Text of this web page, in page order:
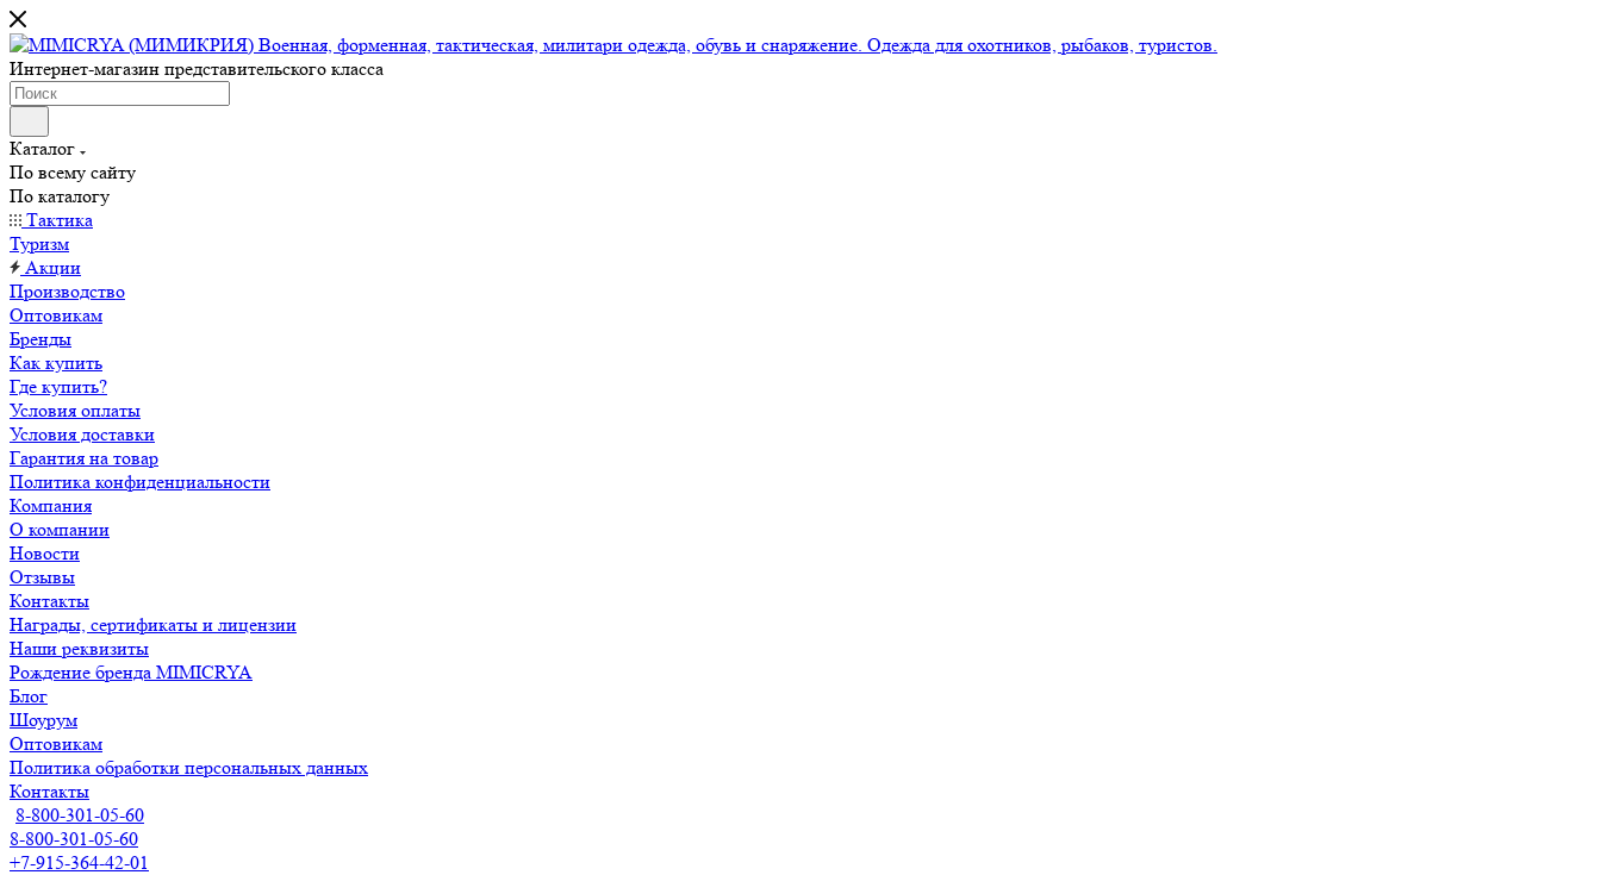
Интернет-магазин представительского класса
Каталог
По всему сайту
По каталогу
Тактика
Туризм
Акции
Производство
Оптовикам
Бренды
Как купить
Где купить?
Условия оплаты
Условия доставки
Гарантия на товар
Политика конфиденциальности
Компания
О компании
Новости
Отзывы
Контакты
Награды, сертификаты и лицензии
Наши реквизиты
Рождение бренда MIMICRYA
Блог
Шоурум
Оптовикам
Политика обработки персональных данных
Контакты
8-800-301-05-60
8-800-301-05-60
+7-915-364-42-01